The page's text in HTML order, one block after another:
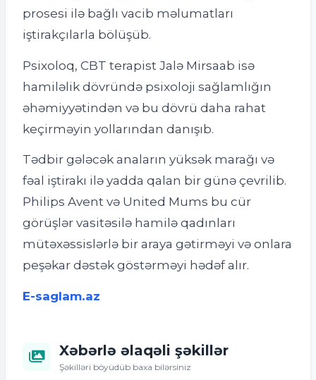
prosesi ilə bağlı vacib məlumatları
iştirakçılarla bölüşüb.
Psixoloq, CBT terapist Jalə Mirsaab isə
hamiləlik dövründə psixoloji sağlamlığın
əhəmiyyətindən və bu dövrü daha rahat
keçirməyin yollarından danışıb.
Tədbir gələcək anaların yüksək marağı və
fəal iştirakı ilə yadda qalan bir günə çevrilib.
Philips Avent və United Mums bu cür
görüşlər vasitəsilə hamilə qadınları
mütəxəssislərlə bir araya gətirməyi və onlara
peşəkar dəstək göstərməyi hədəf alır.
E-saglam.az
Xəbərlə əlaqəli şəkillər
Şəkilləri böyüdüb baxa bilərsiniz